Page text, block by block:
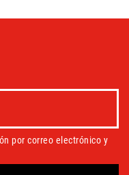
por correo electrónico y